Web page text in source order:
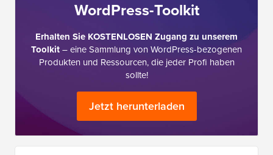
WordPress-Toolkit
Erhalten Sie KOSTENLOSEN Zugang zu unserem
Toolkit– eine Sammlung von WordPress-bezogenen
Produkten und Ressourcen, die jeder Profi haben
sollte!
Jetzt herunterladen